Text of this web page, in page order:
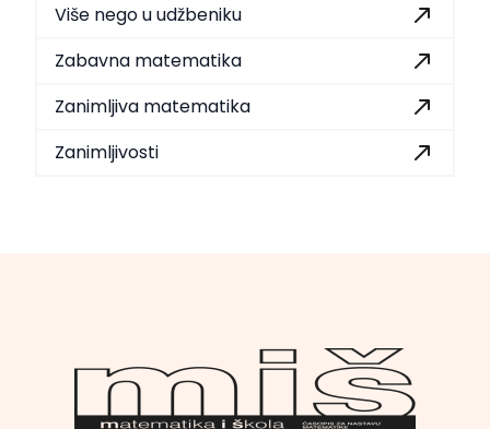
Više nego u udžbeniku
Zabavna matematika
Zanimljiva matematika
Zanimljivosti